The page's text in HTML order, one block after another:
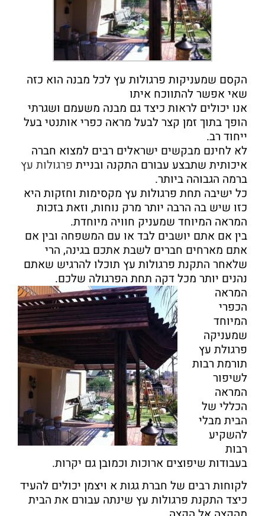
הקסם שמעניקות פרגולות עץ לכל מבנה הוא כזה
שאי אפשר להתווכח איתו
אנו יכולים לראות כיצד גם מבנה משעמם ושגרתי
הופך בתוך זמן קצר לבעל מראה כפרי אותנטי בעל
ייחוד רב.
לא לחינם מבקשים ישראלים רבים למצוא חברה
איכותית שתבצע עבורם התקנה ובניית פרגולות עץ
ברמה הגבוהה ביותר.
כל ישיבה תחת פרגולות עץ מקסימות וחזקות היא
כזו שיש בה הרבה יותר מרק נוחות, וזאת בזכות
המראה המיוחד שמעניק חוויה מיוחדת.
בין אם אתם יושבים לבד או עם המשפחה ובין אם
אתם מארחים חברים לשבת אתכם בגינה, הרי
שלאחר התקנת פרגולות עץ תוכלו להרגיש שאתם
נהנים יותר מכל דקה תחת הפרגולה שלכם.
המראה
הכפרי
המיוחד
שמעניקה
פרגולת עץ
תורמת רבות
לשיפור
המראה
הכללי של
הבית מבלי
להשקיע
רבות
בעבודות שיפוצים ארוכות וכמובן גם יקרות.
לקוחות רבים של חברת גגות א ויצמן יכולים להעיד
כיצד התקנת פרגולות עץ שינתה עבורם את הבית